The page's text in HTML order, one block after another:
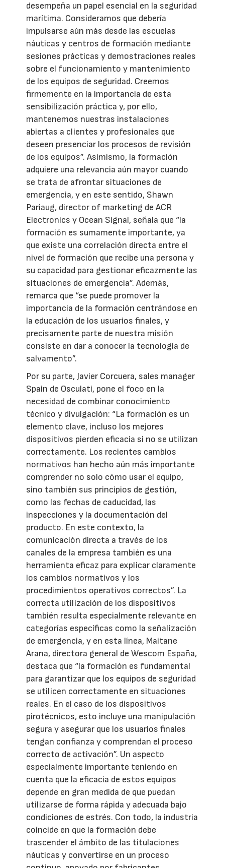
desempeña un papel esencial en la seguridad
marítima. Consideramos que debería
impulsarse aún más desde las escuelas
náuticas y centros de formación mediante
sesiones prácticas y demostraciones reales
sobre el funcionamiento y mantenimiento
de los equipos de seguridad. Creemos
firmemente en la importancia de esta
sensibilización práctica y, por ello,
mantenemos nuestras instalaciones
abiertas a clientes y profesionales que
deseen presenciar los procesos de revisión
de los equipos”. Asimismo, la formación
adquiere una relevancia aún mayor cuando
se trata de afrontar situaciones de
emergencia, y en este sentido, Shawn
Pariaug, director of marketing de ACR
Electronics y Ocean Signal, señala que “la
formación es sumamente importante, ya
que existe una correlación directa entre el
nivel de formación que recibe una persona y
su capacidad para gestionar eficazmente las
situaciones de emergencia”. Además,
remarca que “se puede promover la
importancia de la formación centrándose en
la educación de los usuarios finales, y
precisamente parte de nuestra misión
consiste en dar a conocer la tecnología de
salvamento”.
Por su parte, Javier Corcuera, sales manager
Spain de Osculati, pone el foco en la
necesidad de combinar conocimiento
técnico y divulgación: “La formación es un
elemento clave, incluso los mejores
dispositivos pierden eficacia si no se utilizan
correctamente. Los recientes cambios
normativos han hecho aún más importante
comprender no solo cómo usar el equipo,
sino también sus principios de gestión,
como las fechas de caducidad, las
inspecciones y la documentación del
producto. En este contexto, la
comunicación directa a través de los
canales de la empresa también es una
herramienta eficaz para explicar claramente
los cambios normativos y los
procedimientos operativos correctos”. La
correcta utilización de los dispositivos
también resulta especialmente relevante en
categorías específicas como la señalización
de emergencia, y en esta línea, Maitane
Arana, directora general de Wescom España,
destaca que “la formación es fundamental
para garantizar que los equipos de seguridad
se utilicen correctamente en situaciones
reales. En el caso de los dispositivos
pirotécnicos, esto incluye una manipulación
segura y asegurar que los usuarios finales
tengan confianza y comprendan el proceso
correcto de activación”. Un aspecto
especialmente importante teniendo en
cuenta que la eficacia de estos equipos
depende en gran medida de que puedan
utilizarse de forma rápida y adecuada bajo
condiciones de estrés. Con todo, la industria
coincide en que la formación debe
trascender el ámbito de las titulaciones
náuticas y convertirse en un proceso